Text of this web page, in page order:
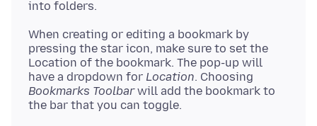
When creating or editing a bookmark by
pressing the star icon, make sure to set the
Location of the bookmark. The pop-up will
have a dropdown for Location. Choosing
Bookmarks Toolbarwill add the bookmark to